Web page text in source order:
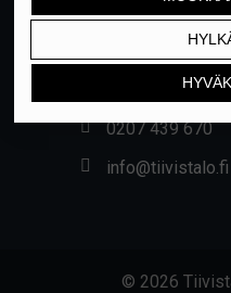
YHTEYSTIEDOT
Yrittäjäntie 24,
0207 439 670
info@tiivistalo.fi
© 2026